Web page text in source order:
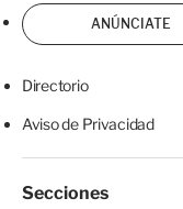
ANÚNCIATE
Directorio
Aviso de Privacidad
Secciones